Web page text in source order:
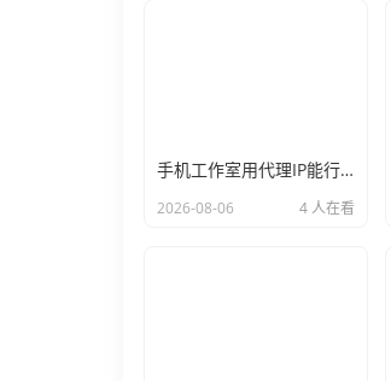
手机工作室用代理IP能行么？过来人的经验告诉你答案
2026-08-06 4 人在看